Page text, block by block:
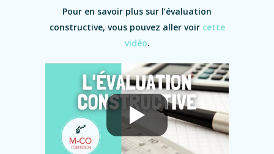
Pour en savoir plus sur l’évaluation
constructive, vous pouvez aller voir cette
vidéo.